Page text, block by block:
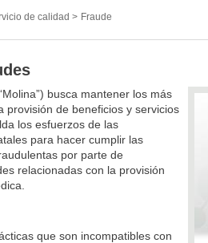
de calidad > Fraude
busca mantener los más
provisión de beneficios y servicios
los esfuerzos de las
para hacer cumplir las
por parte de
relacionadas con la provisión
que son incompatibles con